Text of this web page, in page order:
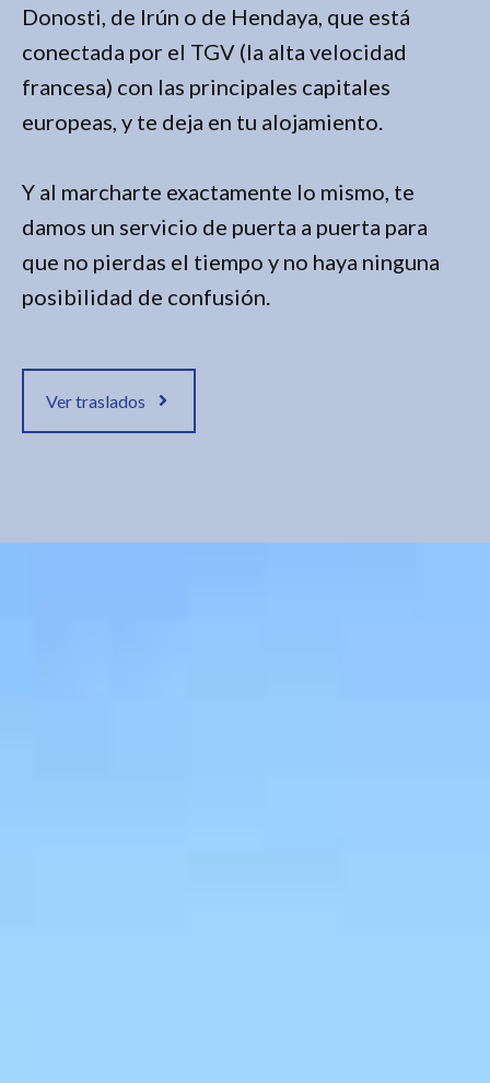
Donosti, de Irún o de Hendaya, que está
conectada por el TGV (la alta velocidad
francesa) con las principales capitales
europeas, y te deja en tu alojamiento.
Y al marcharte exactamente lo mismo, te
damos un servicio de puerta a puerta para
que no pierdas el tiempo y no haya ninguna
posibilidad de confusión.
Ver traslados